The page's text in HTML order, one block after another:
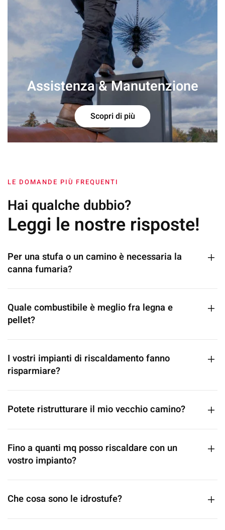
Assistenza & Manutenzione
Scopri di più
LE DOMANDE PIÙ FREQUENTI
Hai qualche dubbio?
Leggi le nostre risposte!
Per una stufa o un camino è necessaria la
canna fumaria?
Quale combustibile è meglio fra legna e
pellet?
I vostri impianti di riscaldamento fanno
risparmiare?
Potete ristrutturare il mio vecchio camino?
Fino a quanti mq posso riscaldare con un
vostro impianto?
Che cosa sono le idrostufe?